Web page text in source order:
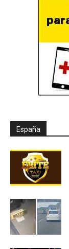
España